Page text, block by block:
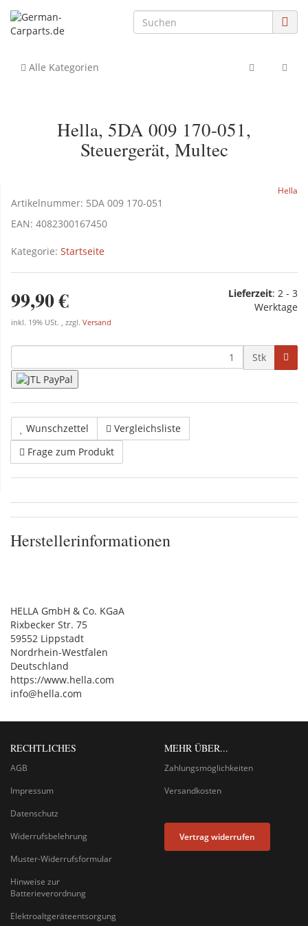
Alle Kategorien
Hella, 5DA 009 170-051,
Steuergerät, Multec
Hella
Artikelnummer: 5DA 009 170-051
EAN: 4082300167450
Kategorie: Startseite
99,90 €
inkl. 19% USt. , zzgl. Versand
Lieferzeit: 2 - 3
Werktage
Stk
Wunschzettel
Vergleichsliste
Frage zum Produkt
Herstellerinformationen
HELLA GmbH & Co. KGaA
Rixbecker Str. 75
59552 Lippstadt
Nordrhein-Westfalen
Deutschland
https://www.hella.com
info@hella.com
RECHTLICHES
AGB
Impressum
Datenschutz
Widerrufsbelehrung
Muster-Widerrufsformular
Hinweise zur
Batterieverordnung
Elektroaltgeräteentsorgung
MEHR ÜBER...
Zahlungsmöglichkeiten
Versandkosten
Vertrag widerrufen